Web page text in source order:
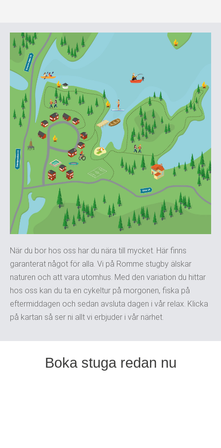
När du bor hos oss har du nära till mycket. Här finns
garanterat något för alla. Vi på Romme stugby älskar
naturen och att vara utomhus. Med den variation du hittar
hos oss kan du ta en cykeltur på morgonen, fiska på
eftermiddagen och sedan avsluta dagen i vår relax. Klicka
på kartan så ser ni allt vi erbjuder i vår närhet.
Boka stuga redan nu